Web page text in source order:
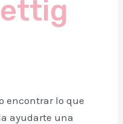
encontrar lo que
ayudarte una